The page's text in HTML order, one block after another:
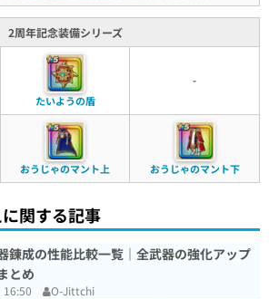
2周年記念装備シリーズ
たいようの盾
-
おうじゃのマント上 おうじゃのマント下
関する記事
錬成の性能比較一覧｜全武器の強化アップ
とめ
16:50 O-Jittchi